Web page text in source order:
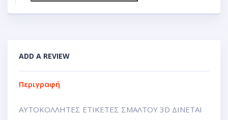
ADD A REVIEW
Περιγραφή
ΑΥΤΟΚΟΛΛΗΤΕΣ ΕΤΙΚΕΤΕΣ ΣΜΑΛΤΟΥ 3D ΔΙΝΕΤΑΙ